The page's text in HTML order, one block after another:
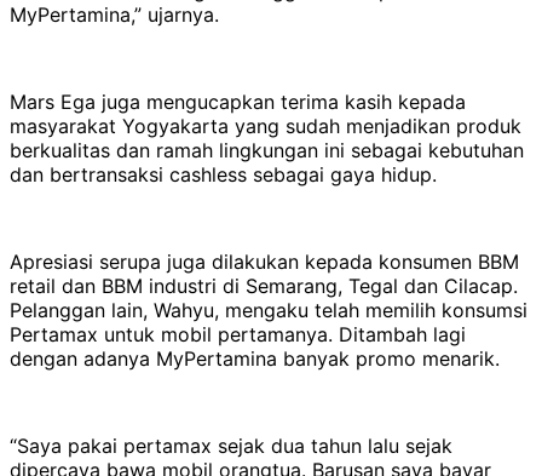
MyPertamina,” ujarnya.
Mars Ega juga mengucapkan terima kasih kepada
masyarakat Yogyakarta yang sudah menjadikan produk
berkualitas dan ramah lingkungan ini sebagai kebutuhan
dan bertransaksi cashless sebagai gaya hidup.
Apresiasi serupa juga dilakukan kepada konsumen BBM
retail dan BBM industri di Semarang, Tegal dan Cilacap.
Pelanggan lain, Wahyu, mengaku telah memilih konsumsi
Pertamax untuk mobil pertamanya. Ditambah lagi
dengan adanya MyPertamina banyak promo menarik.
“Saya pakai pertamax sejak dua tahun lalu sejak
dipercaya bawa mobil orangtua. Barusan saya bayar